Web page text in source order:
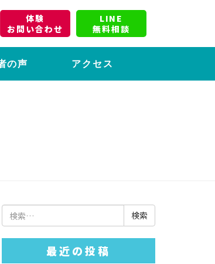
体験
お問い合わせ
LINE
無料相談
の声 アクセス
検
索:
最近の投稿